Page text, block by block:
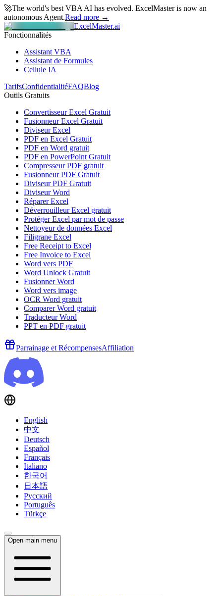
🚀The world's best VBA AI has evolved. ExcelMaster is now an
autonomous Agent.Read more →
ExcelMaster.ai
Fonctionnalités
Assistant VBA
Assistant de Formules
Cellule IA
TarifsConfidentialitéFAQBlog
Outils Gratuits
Convertisseur Excel Gratuit
Fusionneur Excel Gratuit
Diviseur Excel
PDF en Excel Gratuit
PDF en Word gratuit
PDF en PowerPoint Gratuit
Compresseur PDF gratuit
Fusionneur PDF Gratuit
Diviseur PDF Gratuit
Diviseur Word
Réparer Excel
Déverrouilleur Excel gratuit
Protéger Excel par mot de passe
Nettoyeur de données Excel
Filigrane Excel
Free Receipt to Excel
Free Invoice to Excel
Word vers PDF
Word Unlock Gratuit
Fusionner Word
Word vers image
OCR Word gratuit
Comparer Word gratuit
Traducteur Word
PPT en PDF gratuit
Parrainage et RécompensesAffiliation
English
中文
Deutsch
Español
Français
Italiano
한국어
日本語
Русский
Português
Türkçe
Open main menu